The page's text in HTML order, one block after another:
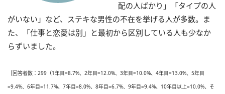
配の人ばかり」「タイプの人
がいない」など、ステキな男性の不在を挙げる人が多数。ま
た、「仕事と恋愛は別」と最初から区別している人も少なか
らずいました。
［回答者数：299（1年目=8.7%、2年目=12.0%、3年目=10.0%、4年目=13.0%、5年目
=9.4%、6年目=11.7%、7年目=8.0%、8年目=6.7%、9年目=9.4%、10年目以上=10.0%、そ